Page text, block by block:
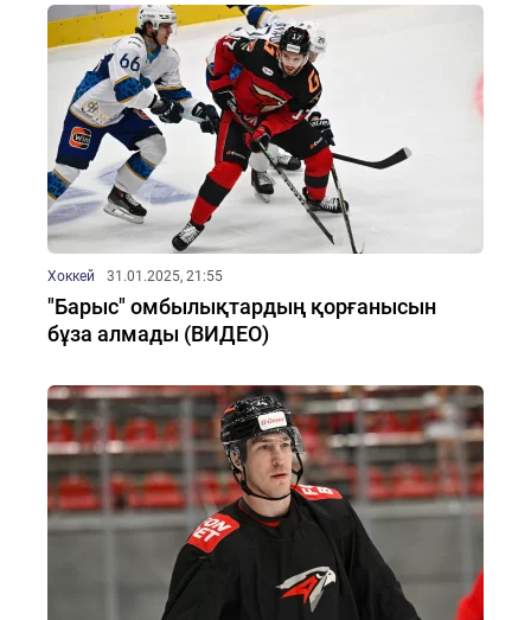
Хоккей 31.01.2025, 21:55
"Барыс" омбылықтардың қорғанысын
бұза алмады (ВИДЕО)